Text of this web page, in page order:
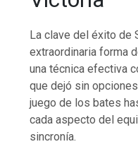
La clave del éxito de
extraordinaria forma
una técnica efectiva
que dejó sin
juego de los bates
cada aspecto del
sincronía.